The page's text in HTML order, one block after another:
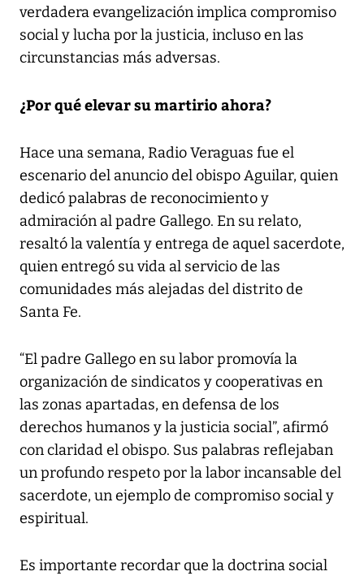
verdadera evangelización implica compromiso
social y lucha por la justicia, incluso en las
circunstancias más adversas.
¿Por qué elevar su martirio ahora?
Hace una semana, Radio Veraguas fue el
escenario del anuncio del obispo Aguilar, quien
dedicó palabras de reconocimiento y
admiración al padre Gallego. En su relato,
resaltó la valentía y entrega de aquel sacerdote,
quien entregó su vida al servicio de las
comunidades más alejadas del distrito de
Santa Fe.
“El padre Gallego en su labor promovía la
organización de sindicatos y cooperativas en
las zonas apartadas, en defensa de los
derechos humanos y la justicia social”, afirmó
con claridad el obispo. Sus palabras reflejaban
un profundo respeto por la labor incansable del
sacerdote, un ejemplo de compromiso social y
espiritual.
Es importante recordar que la doctrina social